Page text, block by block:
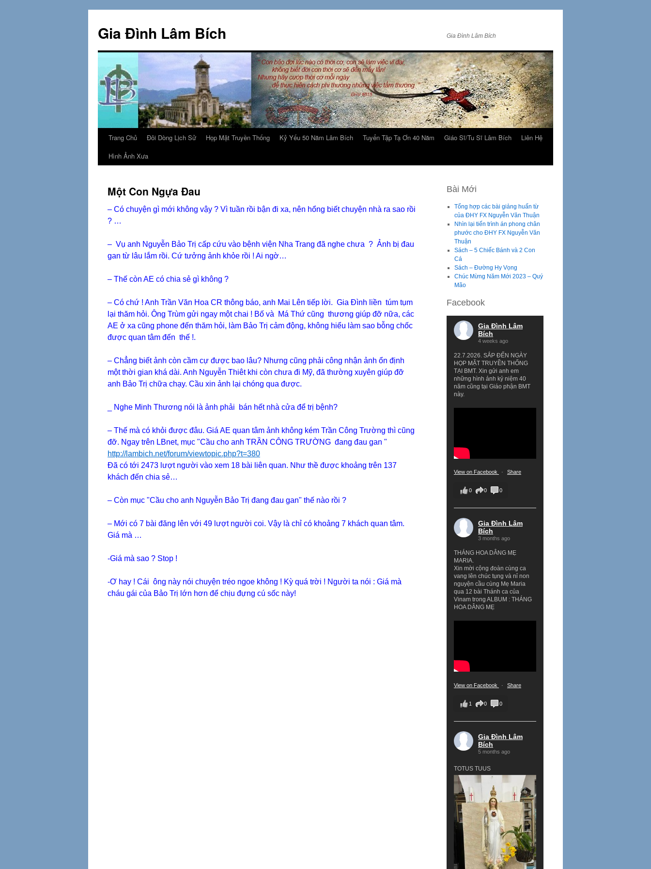
content
Gia Đình Lâm Bích Gia Đình Lâm Bích
Trang Chủ Đôi Dòng Lịch Sử Họp Mặt Truyền Thống Kỷ Yếu 50 Năm Lâm Bích Tuyển Tập Tạ Ơn 40 Năm Giáo Sĩ/Tu Sĩ Lâm Bích
Liên Hệ
Hình Ảnh Xưa
Một Con Ngựa Đau
– Có chuyện gì mới không vậy ? Vì tuần rồi bận đi xa, nên hổng biết chuyện nhà ra sao rồi
? …
– Vụ anh Nguyễn Bảo Trị cấp cứu vào bệnh viện Nha Trang đã nghe chưa ? Ảnh bị đau
gan từ lâu lắm rồi. Cứ tưởng ảnh khỏe rồi ! Ai ngờ…
– Thế còn AE có chia sẻ gì không ?
– Có chứ ! Anh Trần Văn Hoa CR thông báo, anh Mai Lên tiếp lời. Gia Đình liền túm tụm
lại thăm hỏi. Ông Trùm gửi ngay một chai ! Bố và Má Thứ cũng thương giúp đỡ nữa, các
AE ở xa cũng phone đến thăm hỏi, làm Bảo Trị cảm động, không hiểu làm sao bỗng chốc
được quan tâm đến thế !.
– Chẳng biết ảnh còn cầm cự được bao lâu? Nhưng cũng phải công nhận ảnh ổn định
một thời gian khá dài. Anh Nguyễn Thiêt khi còn chưa đi Mỹ, đã thường xuyên giúp đỡ
anh Bảo Trị chữa chạy. Cầu xin ảnh lại chóng qua được.
_ Nghe Minh Thương nói là ảnh phải bán hết nhà cửa để trị bệnh?
– Thế mà có khỏi được đâu. Giá AE quan tâm ảnh không kém Trần Công Trường thì cũng
đỡ. Ngay trên LBnet, mục "Cầu cho anh TRẦN CÔNG TRƯỜNG đang đau gan "
http://lambich.net/forum/viewtopic.php?t=380
Đã có tới 2473 lượt người vào xem 18 bài liên quan. Như thề được khoảng trên 137
khách đến chia sẻ…
– Còn mục "Cầu cho anh Nguyễn Bảo Trị đang đau gan" thế nào rồi ?
– Mới có 7 bài đăng lên với 49 lượt người coi. Vậy là chỉ có khoảng 7 khách quan tâm.
Giá mà …
-Giá mà sao ? Stop !
-Ơ hay ! Cái ông này nói chuyện tréo ngoe không ! Kỳ quá trời ! Người ta nói : Giá mà
cháu gái của Bảo Trị lớn hơn để chịu đựng cú sốc này!
Bài Mới
Tổng hợp các bài giảng huấn từ
của ĐHY FX Nguyễn Văn Thuận
Nhìn lại tiến trình án phong chân
phước cho ĐHY FX Nguyễn Văn
Thuận
Sách – 5 Chiếc Bánh và 2 Con
Cá
Sách – Đường Hy Vọng
Chúc Mừng Năm Mới 2023 – Quý
Mão
Facebook
Gia Đình Lâm
Bích
4 weeks ago
22.7.2026. SẮP ĐẾN NGÀY
HỌP MẶT TRUYỀN THỐNG
TẠI BMT. Xin gửi anh em
những hình ảnh kỷ niệm 40
năm cũng tại Giáo phận BMT
này.
View on Facebook · Share
0 0 0
Gia Đình Lâm
Bích
3 months ago
THÁNG HOA DÂNG MẸ
MARIA.
Xin mời cộng đoàn cùng ca
vang lên chúc tụng và nỉ non
nguyện cầu cùng Mẹ Maria
qua 12 bài Thánh ca của
Vinam trong ALBUM : THÁNG
HOA DÂNG MẸ
View on Facebook · Share
1 0 0
Gia Đình Lâm
Bích
5 months ago
TOTUS TUUS